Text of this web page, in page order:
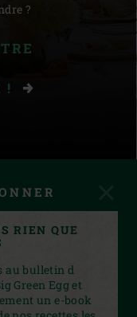
?
!
RIEN QUE
au bulletin d
Green Egg et
un e-book